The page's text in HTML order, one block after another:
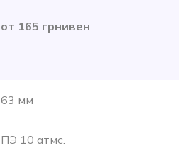
от 165 грнивен
63 мм
ПЭ 10 атмс.